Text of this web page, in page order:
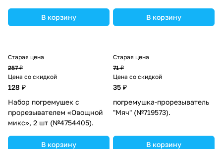
В корзину В корзину
Старая цена
257 ₽
Цена со скидкой
128 ₽
Набор погремушек с
прорезывателем «Овощной
микс», 2 шт (№4754405).
В корзину
Старая цена
71 ₽
Цена со скидкой
35 ₽
погремушка-прорезыватель
"Мяч" (№719573).
В корзину